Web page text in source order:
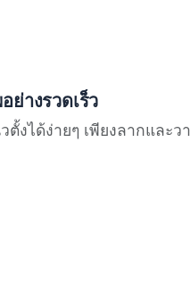
างรวดเร็ว
งได้ง่ายๆ เพียงลากและ